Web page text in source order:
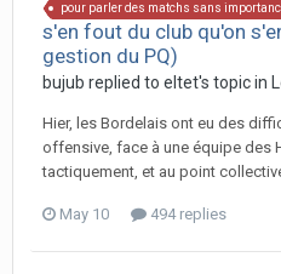
pour parler des matchs sans
s'en fout du club qu'on
gestion du PQ)
bujub replied to eltet's topic in
Hier, les Bordelais ont eu des
offensive, face à une équipe des
tactiquement, et au point
May 10 494 replies